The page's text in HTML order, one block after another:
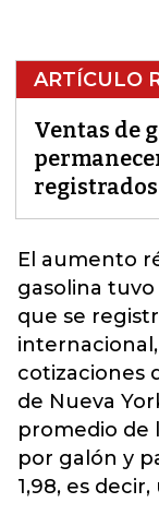
ARTÍCULO
Ventas de
registrados
El aumento
gasolina tuvo
que se
cotizaciones
de Nueva
promedio de
por galón y
1,98, es